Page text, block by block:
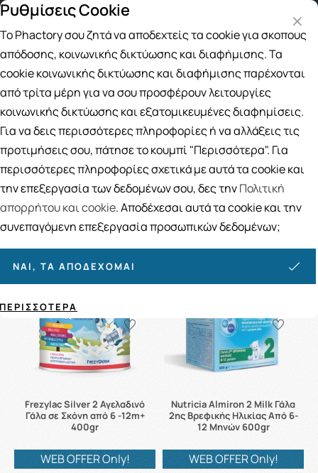
αγορές άνω των 49€
Αναζήτηση
Αρχική / ΜΗΤΕΡΑ ΚΑΙ ΠΑΙΔΙ / Βρεφικά Γάλατα / Γάλατα Νο 2
Γάλατα Νο 2
34ΠΡΟΪΟΝΤΑ
Ταξινόμηση Προβολή
Frezylac Silver 2 Αγελαδινό
Γάλα σε Σκόνη από 6 -12m+
400gr
WEB OFFER Only!
Nutricia Almiron 2 Milk Γάλα
2ης Βρεφικής Ηλικίας Από 6-
12 Μηνών 600gr
WEB OFFER Only!
Ρυθμίσεις Cookie
Το Phactory σου ζητά να αποδεχτείς τα cookie για σκοπούς
απόδοσης, κοινωνικής δικτύωσης και διαφήμισης. Τα
cookie κοινωνικής δικτύωσης και διαφήμισης παρέχονται
από τρίτα μέρη για να σου προσφέρουν λειτουργίες
κοινωνικής δικτύωσης και εξατομικευμένες διαφημίσεις.
Για να δεις περισσότερες πληροφορίες ή να αλλάξεις τις
προτιμήσεις σου, πάτησε το κουμπί "Περισσότερα". Για
περισσότερες πληροφορίες σχετικά με αυτά τα cookie και
την επεξεργασία των δεδομένων σου, δες τηνΠολιτική
απορρήτου και cookie. Αποδέχεσαι αυτά τα cookie και την
συνεπαγόμενη επεξεργασία προσωπικών δεδομένων;
ΝΑΙ, ΤΑ ΑΠΟΔΈΧΟΜΑΙ
ΠΕΡΙΣΣΌΤΕΡΑ